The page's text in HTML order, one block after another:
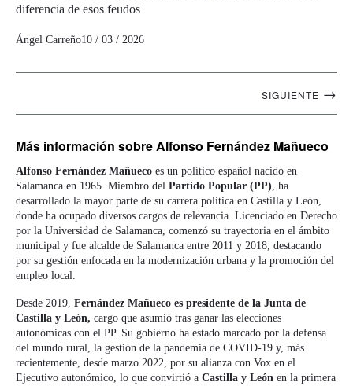
diferencia de esos feudos
Ángel Carreño10 / 03 / 2026
SIGUIENTE →
Más información sobre Alfonso Fernández Mañueco
Alfonso Fernández Mañueco es un político español nacido en
Salamanca en 1965. Miembro del Partido Popular (PP), ha
desarrollado la mayor parte de su carrera política en Castilla y León,
donde ha ocupado diversos cargos de relevancia. Licenciado en Derecho
por la Universidad de Salamanca, comenzó su trayectoria en el ámbito
municipal y fue alcalde de Salamanca entre 2011 y 2018, destacando
por su gestión enfocada en la modernización urbana y la promoción del
empleo local.
Desde 2019, Fernández Mañueco es presidente de la Junta de
Castilla y León, cargo que asumió tras ganar las elecciones
autonómicas con el PP. Su gobierno ha estado marcado por la defensa
del mundo rural, la gestión de la pandemia de COVID-19 y, más
recientemente, desde marzo 2022, por su alianza con Vox en el
Ejecutivo autonómico, lo que convirtió a Castilla y León en la primera